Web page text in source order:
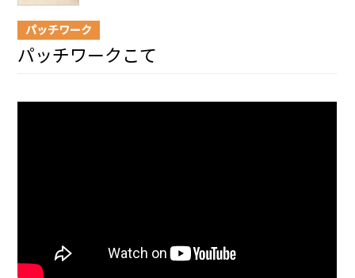
パッチワーク
パッチワークこて